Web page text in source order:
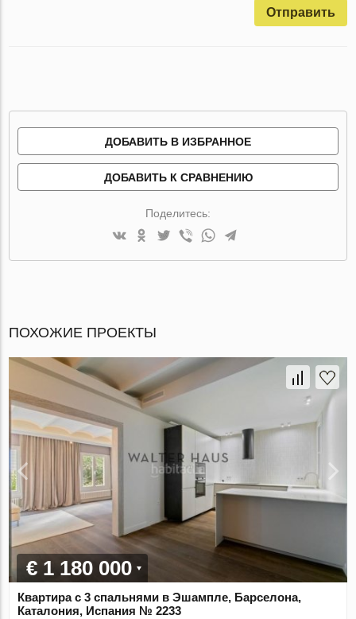
Отправить
ДОБАВИТЬ В ИЗБРАННОЕ
ДОБАВИТЬ К СРАВНЕНИЮ
Поделитесь:
ПОХОЖИЕ ПРОЕКТЫ
€ 1 180 000
Квартира с 3 спальнями в Эшампле, Барселона,
Каталония, Испания № 2233